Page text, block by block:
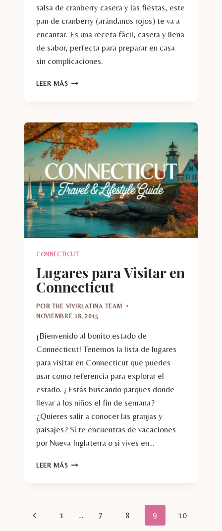
salsa de cranberry casera y las fiestas, este
pan de cranberry (arándanos rojos) te va a
encantar. Es una receta fácil, casera y llena
de sabor, perfecta para preparar en casa
sin complicaciones.
LEER MÁS RECETA
PAN
DE
CRANBERRY
CONNECTICUT
Lugares para Visitar en
Connecticut
POR THE VIVIRLATINA TEAM
NOVIEMBRE 18, 2015
¡Bienvenido al bonito estado de
Connecticut! Tenemos la lista de lugares
para visitar en Connecticut que puedes
usar como referencia para explorar el
estado. ¿Estás buscando parques donde
llevar a los niños el fin de semana?
¿Quieres salir a conocer las granjas y
paisajes? Sí te encuentras de vacaciones
por Nueva Inglaterra o si vives en…
LEER MÁS LUGARES
Navegación
Página
1 … 7 8 9 10